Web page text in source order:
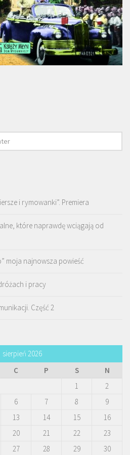
i rymowanki”. Premiera
które naprawdę wciągają od
moja najnowsza powieść
i pracy
Część 2
sierpień 2026
C P S
N
1
2
6 7 8
9
13 14 15
16
20 21 22
23
27 28 29 30